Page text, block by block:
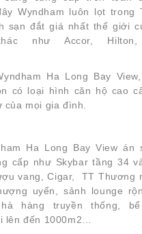
Wyndham luôn lọt trong
sạn đắt giá nhất thế giới
như Accor, Hilton,
Ha Long Bay
có loại hình căn hộ cao
mọi gia đình.
Ha Long Bay View án
cấp như Skybar tầng 34
vang, Cigar, TT Thương
uyển, sảnh lounge
hàng truyền thống,
lên đến 1000m2…